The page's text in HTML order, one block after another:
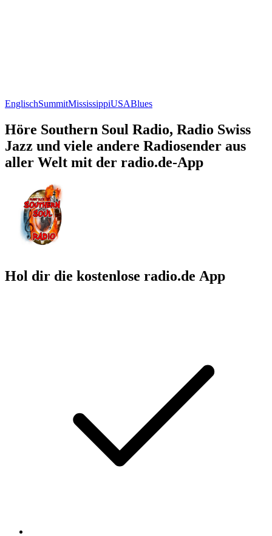
EnglischSummitMississippiUSABlues
Höre Southern Soul Radio, Radio Swiss
Jazz und viele andere Radiosender aus
aller Welt mit der radio.de-App
Hol dir die kostenlose radio.de App